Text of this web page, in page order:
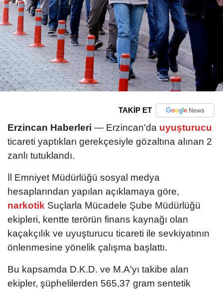
TAKİP ET
Erzincan Haberleri — Erzincan'da uyuşturucu
ticareti yaptıkları gerekçesiyle gözaltına alınan 2
zanlı tutuklandı.
İl Emniyet Müdürlüğü sosyal medya
hesaplarından yapılan açıklamaya göre,
narkotik Suçlarla Mücadele Şube Müdürlüğü
ekipleri, kentte terörün finans kaynağı olan
kaçakçılık ve uyuşturucu ticareti ile sevkiyatının
önlenmesine yönelik çalışma başlattı.
Bu kapsamda D.K.D. ve M.A'yı takibe alan
ekipler, şüphelilerden 565,37 gram sentetik